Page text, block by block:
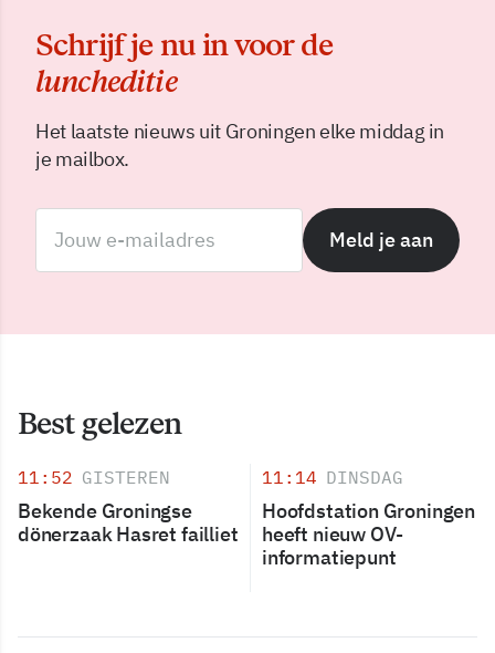
Schrijf je nu in voor de
luncheditie
Het laatste nieuws uit Groningen elke middag in
je mailbox.
Meld je aan
Best gelezen
11:52 GISTEREN
Bekende Groningse
dönerzaak Hasret failliet
11:14 DINSDAG
Hoofdstation Groningen
heeft nieuw OV-
informatiepunt